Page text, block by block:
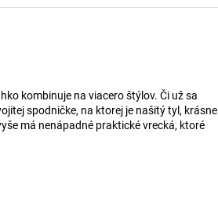
kombinuje na viacero štýlov. Či už sa
spodničke, na ktorej je našitý tyl, krásne
má nenápadné praktické vrecká, ktoré